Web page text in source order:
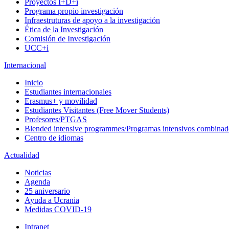
Proyectos I+D+i
Programa propio investigación
Infraestruturas de apoyo a la investigación
Ética de la Investigación
Comisión de Investigación
UCC+i
Internacional
Inicio
Estudiantes internacionales
Erasmus+ y movilidad
Estudiantes Visitantes (Free Mover Students)
Profesores/PTGAS
Blended intensive programmes/Programas intensivos
Centro de idiomas
Actualidad
Noticias
Agenda
25 aniversario
Ayuda a Ucrania
Medidas COVID-19
Intranet